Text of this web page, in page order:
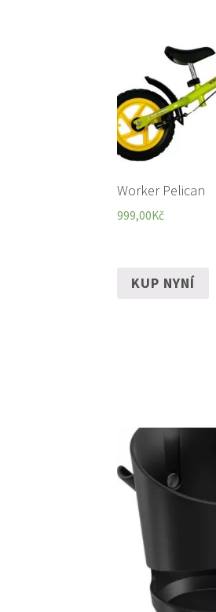
Worker Pelican
999,00Kč
KUP NYNÍ